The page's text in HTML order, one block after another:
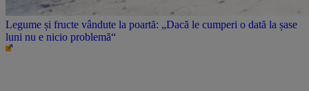
Legume și fructe vândute la poartă: „Dacă le cumperi o dată la șase
luni nu e nicio problemă“